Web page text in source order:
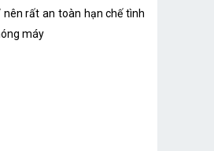
rất an toàn hạn chế tình
máy